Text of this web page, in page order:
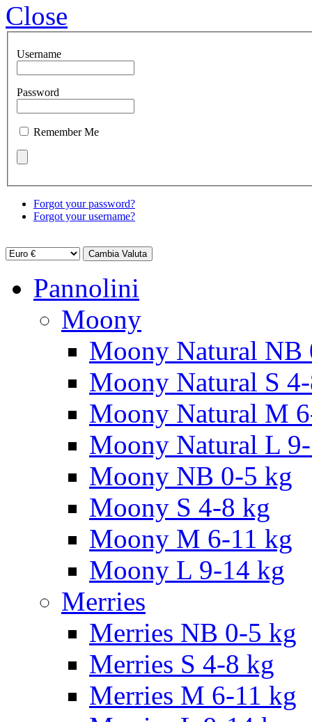
Close
Username
Password
Remember Me
Forgot your password?
Forgot your username?
Pannolini
Moony
Moony Natural NB
Moony Natural S
Moony Natural M
Moony Natural L
Moony NB 0-5 kg
Moony S 4-8 kg
Moony M 6-11 kg
Moony L 9-14 kg
Merries
Merries NB 0-5 kg
Merries S 4-8 kg
Merries M 6-11 kg